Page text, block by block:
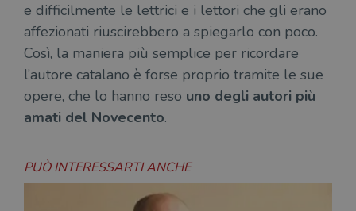
e difficilmente le lettrici e i lettori che gli erano
affezionati riuscirebbero a spiegarlo con poco.
Così, la maniera più semplice per ricordare
l’autore catalano è forse proprio tramite le sue
opere, che lo hanno reso uno degli autori più
amati del Novecento.
PUÒ INTERESSARTI ANCHE